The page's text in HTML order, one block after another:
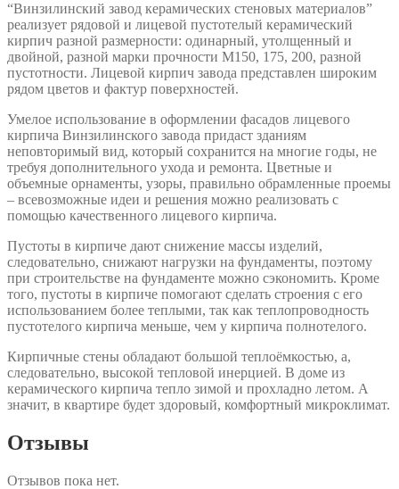
“Винзилинский завод керамических стеновых материалов”
реализует рядовой и лицевой пустотелый керамический
кирпич разной размерности: одинарный, утолщенный и
двойной, разной марки прочности М150, 175, 200, разной
пустотности. Лицевой кирпич завода представлен широким
рядом цветов и фактур поверхностей.
Умелое использование в оформлении фасадов лицевого
кирпича Винзилинского завода придаст зданиям
неповторимый вид, который сохранится на многие годы, не
требуя дополнительного ухода и ремонта. Цветные и
объемные орнаменты, узоры, правильно обрамленные проемы
– всевозможные идеи и решения можно реализовать с
помощью качественного лицевого кирпича.
Пустоты в кирпиче дают снижение массы изделий,
следовательно, снижают нагрузки на фундаменты, поэтому
при строительстве на фундаменте можно сэкономить. Кроме
того, пустоты в кирпиче помогают сделать строения с его
использованием более теплыми, так как теплопроводность
пустотелого кирпича меньше, чем у кирпича полнотелого.
Кирпичные стены обладают большой теплоёмкостью, а,
следовательно, высокой тепловой инерцией. В доме из
керамического кирпича тепло зимой и прохладно летом. А
значит, в квартире будет здоровый, комфортный микроклимат.
Отзывы
Отзывов пока нет.